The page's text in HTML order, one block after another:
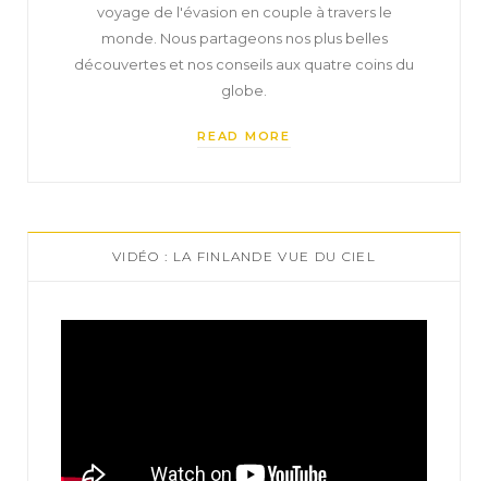
voyage de l'évasion en couple à travers le
monde. Nous partageons nos plus belles
découvertes et nos conseils aux quatre coins du
globe.
READ MORE
VIDÉO : LA FINLANDE VUE DU CIEL